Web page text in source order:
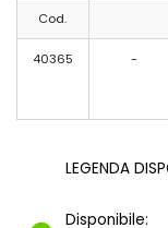
Cod.
40365 -
LEGENDA
Disponibile: